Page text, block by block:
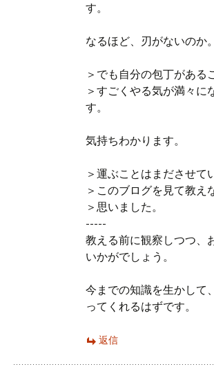
す。
なるほど、刃がないのか。
＞でも自分の包丁がある
＞すごくやる気が満々に
す。
気持ちわかります。
＞運ぶことはまださせて
＞このブログを見て教え
＞思いました。
-----
教える前に観察しつつ、
いかがでしょう。
今までの知識を生かして
ってくれるはずです。
返信